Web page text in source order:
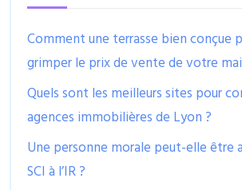
Comment une terrasse bien conçue
grimper le prix de vente de votre
Quels sont les meilleurs sites pour
agences immobilières de Lyon ?
Une personne morale peut-elle être
SCI à l’IR ?